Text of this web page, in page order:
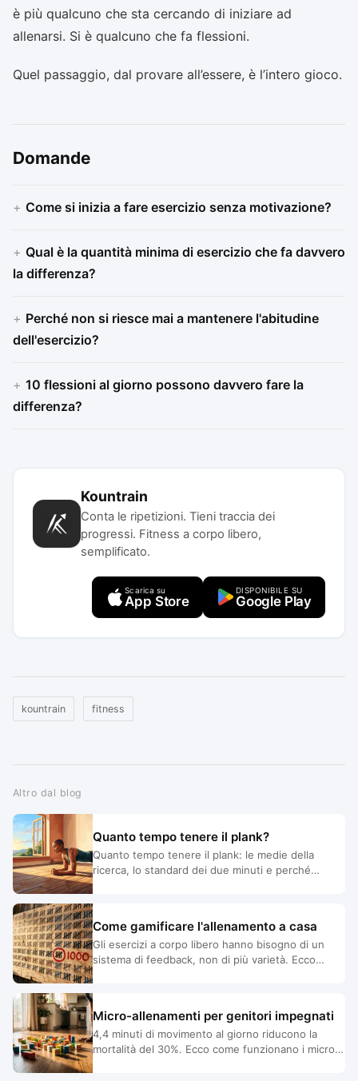
è più qualcuno che sta cercando di iniziare ad
allenarsi. Si è qualcuno che fa flessioni.
Quel passaggio, dal provare all’essere, è l’intero gioco.
Domande
Come si inizia a fare esercizio senza motivazione?
Qual è la quantità minima di esercizio che fa davvero
la differenza?
Perché non si riesce mai a mantenere l'abitudine
dell'esercizio?
10 flessioni al giorno possono davvero fare la
differenza?
Kountrain
Conta le ripetizioni. Tieni traccia dei
progressi. Fitness a corpo libero,
semplificato.
Scarica su
App Store
DISPONIBILE SU
Google Play
kountrain fitness
Altro dal blog
Quanto tempo tenere il plank?
Quanto tempo tenere il plank: le medie della
ricerca, lo standard dei due minuti e perché
Come gamificare l'allenamento a casa
Gli esercizi a corpo libero hanno bisogno di un
sistema di feedback, non di più varietà. Ecco
Micro-allenamenti per genitori impegnati
4,4 minuti di movimento al giorno riducono la
mortalità del 30%. Ecco come funzionano i micro-